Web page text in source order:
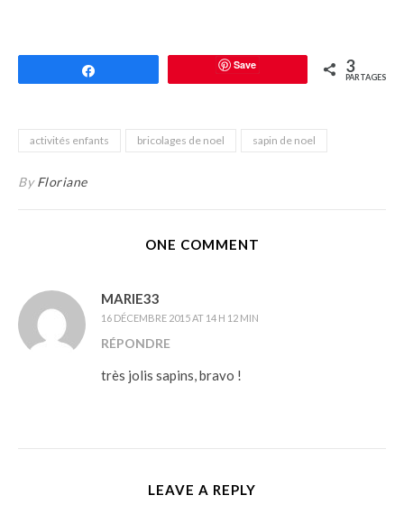
Save 3
PARTAGES
activités enfants bricolages de noel sapin de noel
ByFloriane
ONE COMMENT
MARIE33
16 DÉCEMBRE 2015 AT 14 H 12 MIN
RÉPONDRE
très jolis sapins, bravo !
LEAVE A REPLY